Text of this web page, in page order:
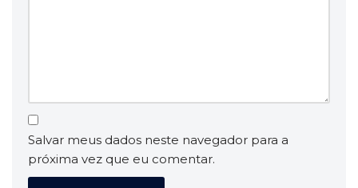
Salvar meus dados neste navegador para a
próxima vez que eu comentar.